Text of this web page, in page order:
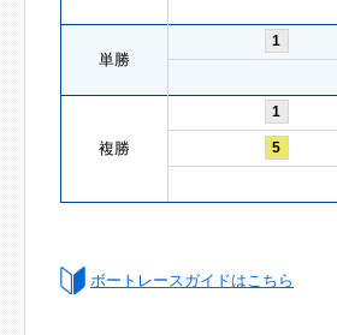
単勝
1
複勝
1
5
ボートレースガイドはこちら